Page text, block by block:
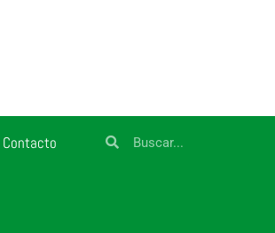
Contacto